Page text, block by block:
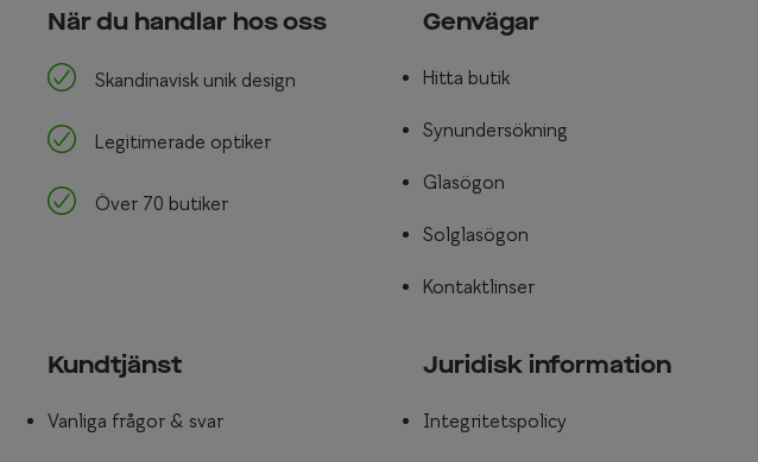
När du handlar hos oss
Skandinavisk unik design
Legitimerade optiker
Över 70 butiker
Genvägar
Hitta butik
Synundersökning
Glasögon
Solglasögon
Kontaktlinser
Kundtjänst
Vanliga frågor & svar
Juridisk information
Integritetspolicy